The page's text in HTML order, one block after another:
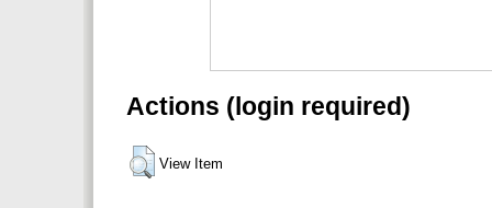
Actions (login required)
View Item